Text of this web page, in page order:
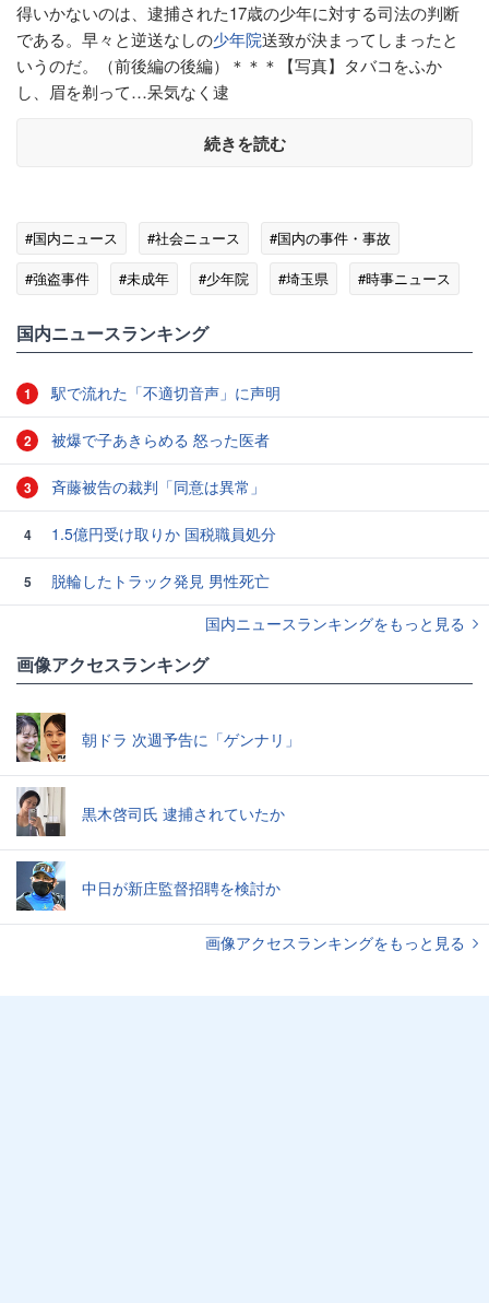
得いかないのは、逮捕された17歳の少年に対する司法の判断
である。早々と逆送なしの少年院送致が決まってしまったと
いうのだ。（前後編の後編）＊＊＊【写真】タバコをふか
し、眉を剃って…呆気なく逮
続きを読む
#国内ニュース #社会ニュース
#国内の事件・事故
#強盗事件
#未成年 #少年院 #埼玉県 #時事ニュース
国内ニュースランキング
1 駅で流れた「不適切音声」に声明
2 被爆で子あきらめる 怒った医者
3 斉藤被告の裁判「同意は異常」
4 1.5億円受け取りか 国税職員処分
5
脱輪したトラック発見 男性死亡
国内ニュースランキングをもっと見る
画像アクセスランキング
朝ドラ 次週予告に「ゲンナリ」
黒木啓司氏 逮捕されていたか
中日が新庄監督招聘を検討か
画像アクセスランキングをもっと見る